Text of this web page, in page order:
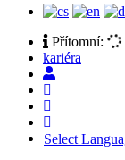
Přítomní:
kariéra
Select